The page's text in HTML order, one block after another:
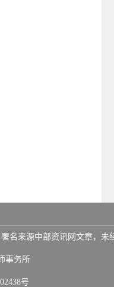
名来源中部资讯网文章，未
事务所
号